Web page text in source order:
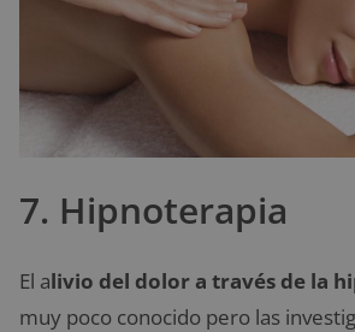
7. Hipnoterapia
El alivio del dolor a través de la
muy poco conocido pero las